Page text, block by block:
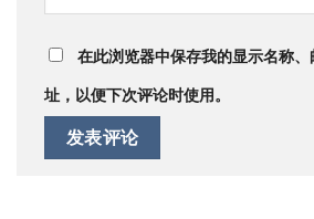
在此浏览器中保存我的显示名称
址，以便下次评论时使用。